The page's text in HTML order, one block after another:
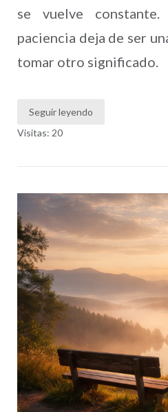
se vuelve
paciencia deja de ser
tomar otro significado.
Seguir leyendo
Visitas: 20